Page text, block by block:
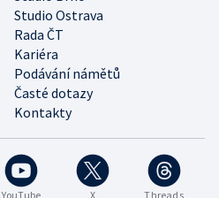
YouTube X Threads
Studio Ostrava
Rada ČT
Kariéra
Podávání námětů
Časté dotazy
Kontakty